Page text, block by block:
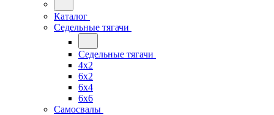
Каталог
Седельные тягачи
Седельные тягачи
4x2
6x2
6x4
6x6
Самосвалы